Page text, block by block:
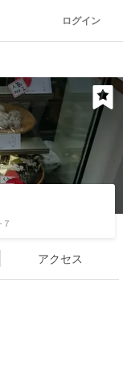
ログイン
アクセス